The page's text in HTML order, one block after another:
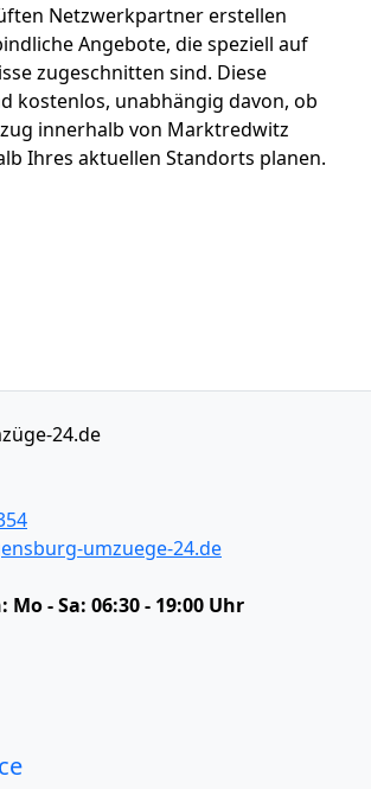
Netzwerkpartner erstellen
Angebote, die speziell auf
zugeschnitten sind. Diese
kostenlos, unabhängig davon, ob
innerhalb von Marktredwitz
Ihres aktuellen Standorts planen.
24.de
umzuege-24.de
Mo - Sa: 06:30 - 19:00 Uhr